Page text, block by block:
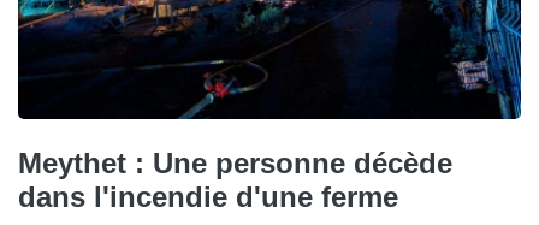
Meythet : Une personne décède
dans l'incendie d'une ferme